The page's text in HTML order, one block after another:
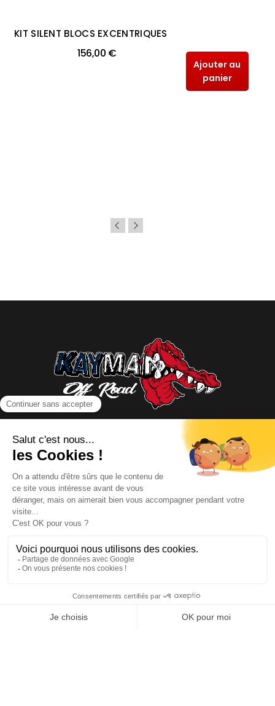
KIT SILENT BLOCS EXCENTRIQUES
156,00 €
Ajouter au
panier
NOUS CONTACTER
INFORMATIONS
NOS PARTENAIRES
HORAIRES D'OUVERTURE
Copyright © 2026 Kayman Offroad 4x4 - Tous droits réservés -